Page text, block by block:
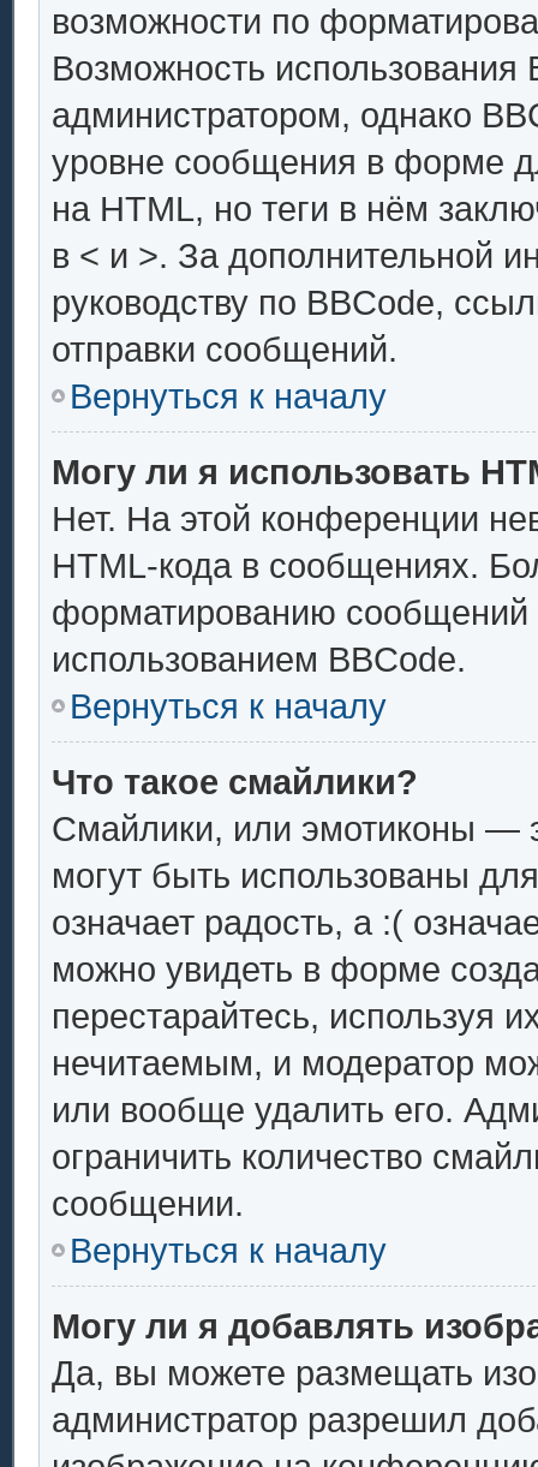
возможности по
Возможность использования
администратором, однако
уровне сообщения в форме
на HTML, но теги в нём
в < и >. За дополнительной
руководству по BBCode,
отправки сообщений.
Вернуться к началу
Могу ли я использовать
Нет. На этой конференции
HTML-кода в сообщениях.
форматированию сообщений
использованием BBCode.
Вернуться к началу
Что такое смайлики?
Смайлики, или эмотиконы —
могут быть использованы
означает радость, а :(
можно увидеть в форме
перестарайтесь, используя
нечитаемым, и модератор
или вообще удалить его.
ограничить количество
сообщении.
Вернуться к началу
Могу ли я добавлять
Да, вы можете размещать
администратор разрешил